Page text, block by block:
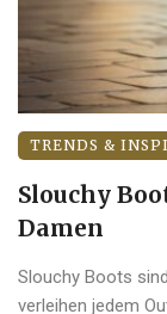
TRENDS &
Slouchy
Damen
Slouchy Boots
verleihen jedem